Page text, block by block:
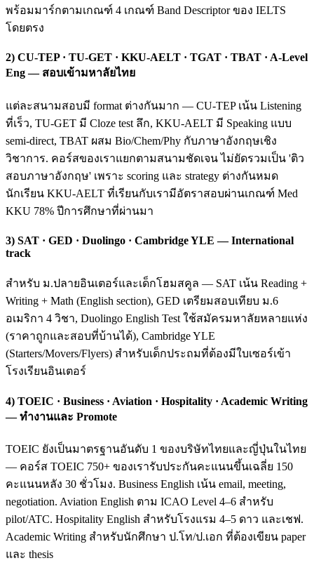
พร้อมมาร์กตามเกณฑ์ 4 เกณฑ์ Band Descriptor ของ IELTS
โดยตรง
2) CU-TEP · TU-GET · KKU-AELT · TGAT · TBAT · A-Level
Eng — สอบเข้ามหาลัยไทย
แต่ละสนามสอบมี format ต่างกันมาก — CU-TEP เน้น Listening
ที่เร็ว, TU-GET มี Cloze test ลึก, KKU-AELT มี Speaking แบบ
semi-direct, TBAT ผสม Bio/Chem/Phy กับภาษาอังกฤษเชิง
วิชาการ. คอร์สของเราแยกตามสนามชัดเจน ไม่ยัดรวมเป็น 'ติว
สอบภาษาอังกฤษ' เพราะ scoring และ strategy ต่างกันหมด
นักเรียน KKU-AELT ที่เรียนกับเรามีอัตราสอบผ่านเกณฑ์ Med
KKU 78% ปีการศึกษาที่ผ่านมา
3) SAT · GED · Duolingo · Cambridge YLE — International
track
สำหรับ ม.ปลายอินเตอร์และเด็กโฮมสคูล — SAT เน้น Reading +
Writing + Math (English section), GED เตรียมสอบเทียบ ม.6
อเมริกา 4 วิชา, Duolingo English Test ใช้สมัครมหาลัยหลายแห่ง
(ราคาถูกและสอบที่บ้านได้), Cambridge YLE
(Starters/Movers/Flyers) สำหรับเด็กประถมที่ต้องมีใบเซอร์เข้า
โรงเรียนอินเตอร์
4) TOEIC · Business · Aviation · Hospitality · Academic Writing
— ทำงานและ Promote
TOEIC ยังเป็นมาตรฐานอันดับ 1 ของบริษัทไทยและญี่ปุ่นในไทย
— คอร์ส TOEIC 750+ ของเรารับประกันคะแนนขึ้นเฉลี่ย 150
คะแนนหลัง 30 ชั่วโมง. Business English เน้น email, meeting,
negotiation. Aviation English ตาม ICAO Level 4–6 สำหรับ
pilot/ATC. Hospitality English สำหรับโรงแรม 4–5 ดาว และเชฟ.
Academic Writing สำหรับนักศึกษา ป.โท/ป.เอก ที่ต้องเขียน paper
และ thesis